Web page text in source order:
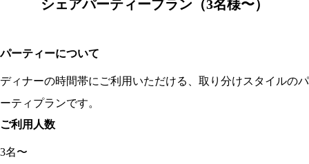
シェアパーティープラン（3名様〜）
パーティーについて
ディナーの時間帯にご利用いただける、取り分けスタイルのパ
ーティプランです。
ご利用人数
3名〜